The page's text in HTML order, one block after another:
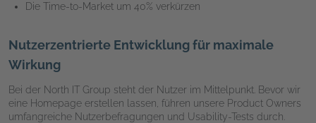
Die Time-to-Market um 40% verkürzen
Nutzerzentrierte Entwicklung für maximale
Wirkung
Bei der North IT Group steht der Nutzer im Mittelpunkt. Bevor wir
eine Homepage erstellen lassen, führen unsere Product Owners
umfangreiche Nutzerbefragungen und Usability-Tests durch.